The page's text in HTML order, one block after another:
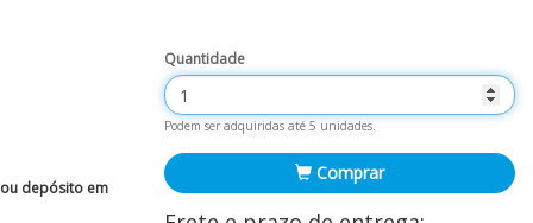
depósito em
Quantidade
Podem ser adquiridas até 5 unidades.
Comprar